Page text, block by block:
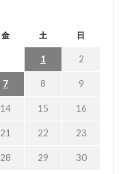
金 土 日
1 2
7 8 9
14 15 16
21 22 23
28 29 30